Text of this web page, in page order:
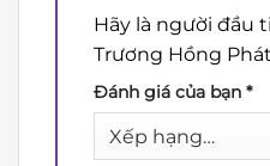
Hãy là người đầu
Trương Hồng
Đánh giá của bạn *